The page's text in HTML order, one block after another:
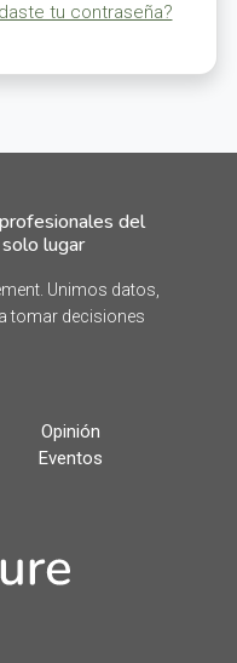
tu contraseña?
del
lugar
Unimos datos,
tomar decisiones
Opinión
Eventos